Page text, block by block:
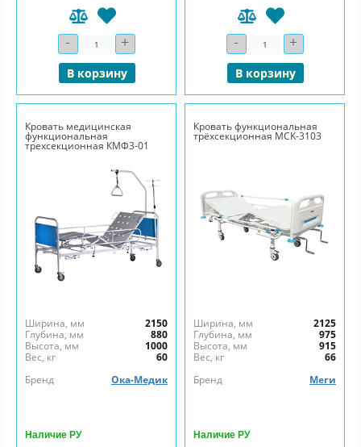
- Количество+
В корзину
- Количество+
В корзину
Кровать медицинская
функциональная
трехсекционная КМФ3-01
Ширина, мм
2150
Глубина, мм
880
Высота, мм
1000
Вес, кг
60
Бренд
Ока-Медик
Наличие РУ
Кровать функциональная
трёхсекционная МСК-3103
Ширина, мм
2125
Глубина, мм
975
Высота, мм
915
Вес, кг
66
Бренд
Меги
Наличие РУ